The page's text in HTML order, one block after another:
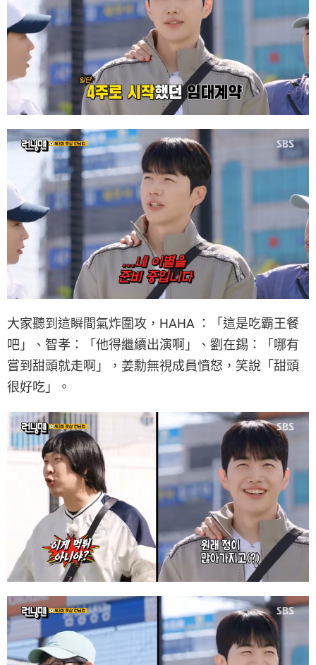
大家聽到這瞬間氣炸圍攻，HAHA ：「這是吃霸王餐
吧」、智孝：「他得繼續出演啊」、劉在錫：「哪有
嘗到甜頭就走啊」，姜勳無視成員憤怒，笑說「甜頭
很好吃」。